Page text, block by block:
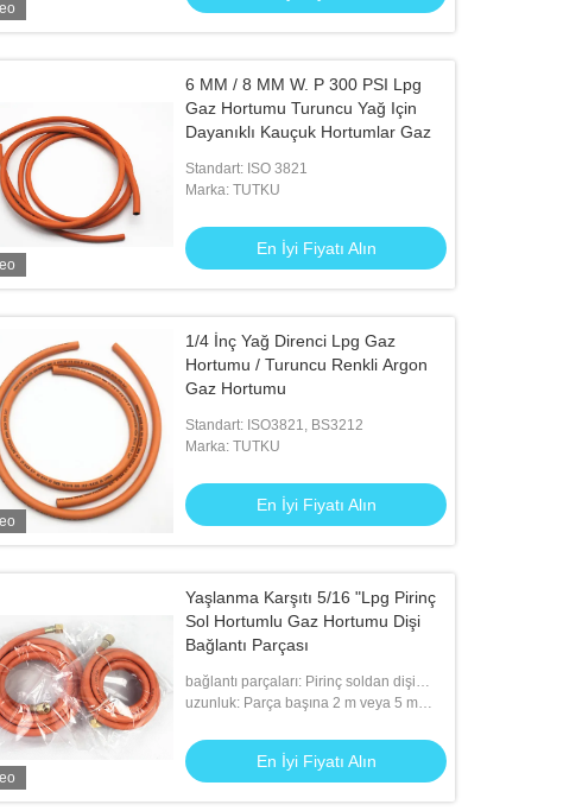
6 MM / 8 MM W. P 300 PSI Lpg
Gaz Hortumu Turuncu Yağ Için
Dayanıklı Kauçuk Hortumlar Gaz
Standart: ISO 3821
Marka: TUTKU
En İyi Fiyatı Alın
1/4 İnç Yağ Direnci Lpg Gaz
Hortumu / Turuncu Renkli Argon
Gaz Hortumu
Standart: ISO3821, BS3212
Marka: TUTKU
En İyi Fiyatı Alın
Yaşlanma Karşıtı 5/16 "Lpg Pirinç
Sol Hortumlu Gaz Hortumu Dişi
Bağlantı Parçası
bağlantı parçaları: Pirinç soldan dişi
kaplinler
uzunluk: Parça başına 2 m veya 5 m
En İyi Fiyatı Alın